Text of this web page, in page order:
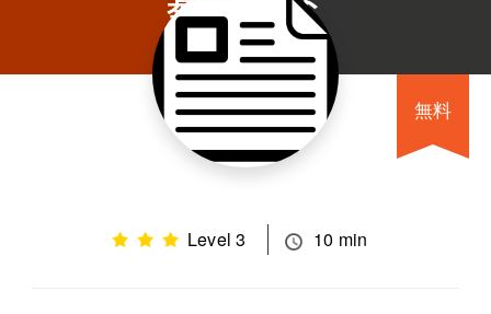
無料
Level 3 10 min